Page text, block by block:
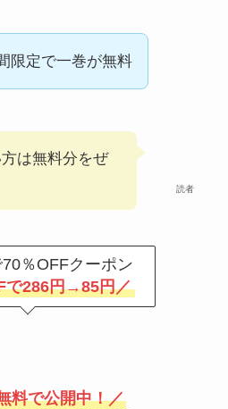
限定で一巻が無料
読者
は無料分をぜ
％OFFクーポン
で286円→85円／
料で公開中！／